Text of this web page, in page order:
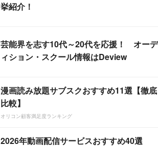
挙紹介！
芸能界を志す10代～20代を応援！ オーデ
ィション・スクール情報はDeview
漫画読み放題サブスクおすすめ11選【徹底
比較】
オリコン顧客満足度ランキング
2026年動画配信サービスおすすめ40選